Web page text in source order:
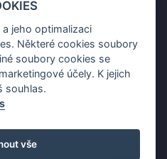
s naCOOPkou sekerku Fiskars
ty nejlepší ceny z letáku!
jeho optimalizaci
Některé cookies soubory
soubory cookies se
účely. K jejich
souhlas.
vše